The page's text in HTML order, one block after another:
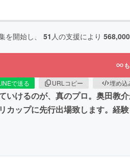
を開始し、 51 人の支援により 568,000
で送る URLコピー 埋め込
いけるのが、真のプロ。奥田教
カップに先行出場致します。経